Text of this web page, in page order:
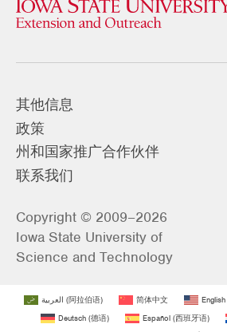
其他信息
政策
州和国家推广合作伙伴
联系我们
Copyright © 2009–2026
Iowa State University of
Science and Technology
العربية (阿拉伯语) 简体中文 English
Deutsch(德语) Español(西班牙语)